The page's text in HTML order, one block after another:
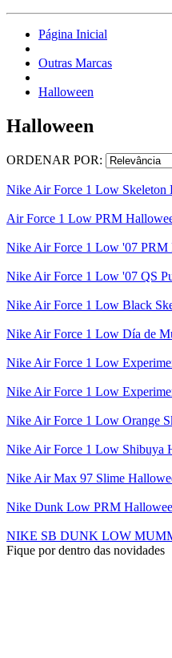
Página Inicial
Outras Marcas
Halloween
Halloween
ORDENAR POR:
Nike Air Force 1 Low Skeleton
Air Force 1 Low PRM
Nike Air Force 1 Low '07 PRM
Nike Air Force 1 Low '07 QS
Nike Air Force 1 Low Black
Nike Air Force 1 Low Día de
Nike Air Force 1 Low
Nike Air Force 1 Low
Nike Air Force 1 Low Orange
Nike Air Force 1 Low Shibuya
Nike Air Max 97 Slime
Nike Dunk Low PRM
NIKE SB DUNK LOW
Fique por dentro das novidades